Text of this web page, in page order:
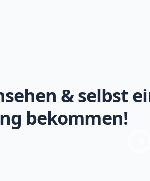
& selbst
bekommen!